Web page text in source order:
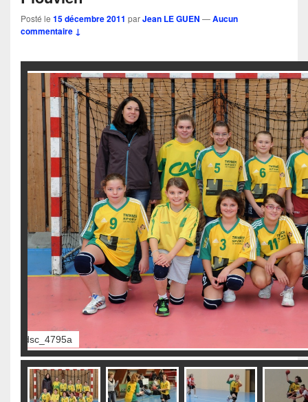
Posté le 15 décembre 2011 parJean LE GUEN —Aucun
commentaire ↓
dsc_4798a